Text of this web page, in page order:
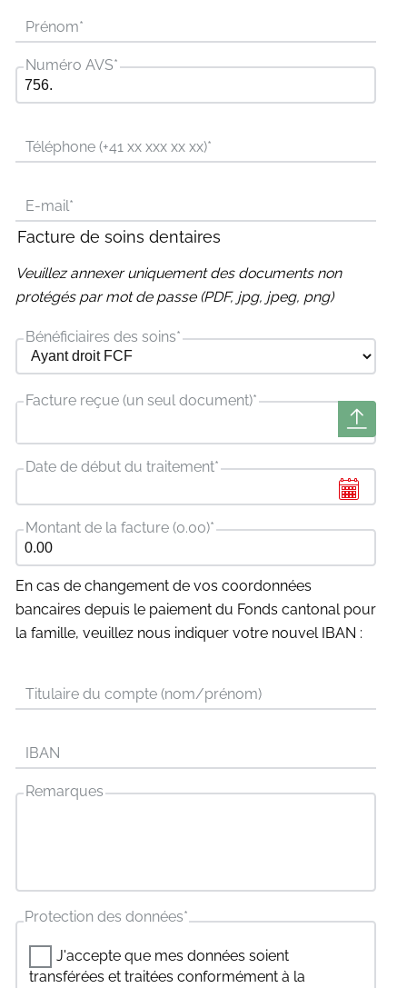
Prénom*
Numéro AVS*
Téléphone (+41 xx xxx xx xx)*
E-mail*
Facture de soins dentaires
Veuillez annexer uniquement des documents non
protégés par mot de passe (PDF, jpg, jpeg, png)
Bénéficiaires des soins*
Facture reçue (un seul document)*
Date de début du traitement*
Montant de la facture (0.00)*
En cas de changement de vos coordonnées
bancaires depuis le paiement du Fonds cantonal pour
la famille, veuillez nous indiquer votre nouvel IBAN :
Titulaire du compte (nom/prénom)
IBAN
Remarques
Protection des données*
J'accepte que mes données soient
transférées et traitées conformément à la